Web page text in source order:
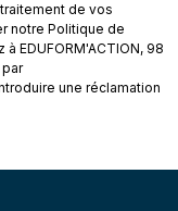
de vos
notre Politique de
EDUFORM'ACTION, 98
une réclamation